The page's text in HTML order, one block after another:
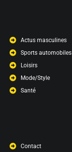
Actus masculines
Sports automobiles
Loisirs
Mode/Style
Santé
Contact